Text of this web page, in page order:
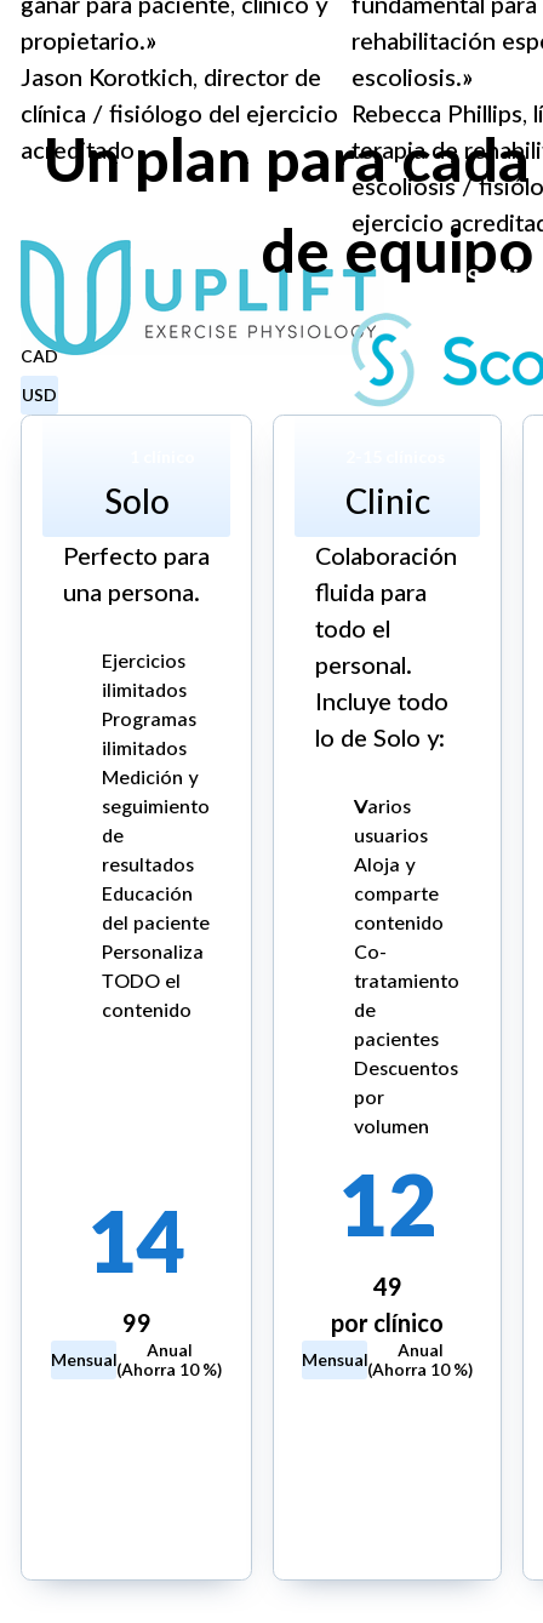
propietario.»
Jason Korotkich, director de
clínica / fisiólogo del ejercicio
acreditado
rehabilitación
escoliosis.»
Rebecca Phillips,
terapia de
escoliosis /
ejercicio
Un plan para
de equipo
CAD
USD
Solo
Perfecto para
una persona.
Ejercicios
ilimitados
Programas
ilimitados
Medición y
seguimiento
de
resultados
Educación
del paciente
Personaliza
TODO el
contenido
14
99
Mensual
Anual
(Ahorra 10 %)
Clinic
Colaboración
fluida para
todo el
personal.
Incluye todo
lo de Solo y:
Varios
usuarios
Aloja y
comparte
contenido
Co-
tratamiento
de
pacientes
Descuentos
por
volumen
12
49
por clínico
Mensual
Anual
(Ahorra 10 %)